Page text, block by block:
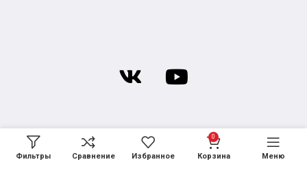
Фильтры Сравнение Избранное
0
Корзина Меню